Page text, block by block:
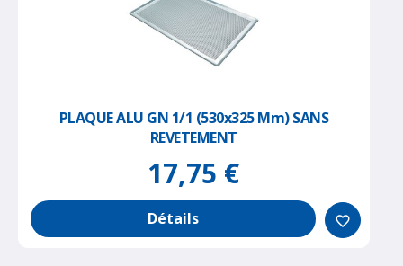
PLAQUE ALU GN 1/1 (530x325 Mm) SANS
REVETEMENT
17,75 €
Détails favorite_border